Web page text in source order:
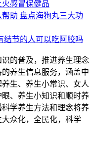
火感冒保健品
助 盘点海狗丸三大功
结节的人可以吃阿胶吗
的普及，推进养生理念
养生信息服务，涵盖中
生、养生小常识、女人
、养生小知识和顺时养
学养生方法和理念将养
众化，全民化，科学